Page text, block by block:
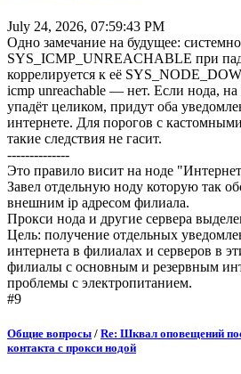
July 24, 2026, 07:59:43 PM
Одно замечание на будущее:
SYS_ICMP_UNREACHABLE при
коррелируется к её
icmp unreachable — нет. Если нода, на
упадёт целиком, придут оба
интернете. Для порогов с
такие следствия не гасит.
--------------
Это правило висит на ноде
Завел отдельную ноду которую так
внешним ip адресом филиала.
Прокси нода и другие сервера
Цель: получение отдельных
интернета в филиалах и серверов в
филиалы с основным и резервным
проблемы с электропитанием.
#9
Общие вопросы / Re: Шквал оповещений
контакта с прокси нодой